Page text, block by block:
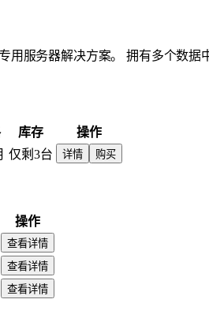
服务器解决方案。 拥有多个数据
库存
操作
仅剩3台 详情 购买
操作
查看详情
查看详情
查看详情